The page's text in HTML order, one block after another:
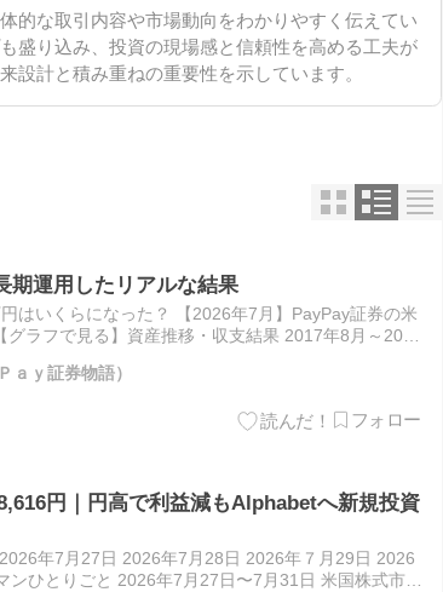
的な取引内容や市場動向をわかりやすく伝えてい
盛り込み、投資の現場感と信頼性を高める工夫が
設計と積み重ねの重要性を示しています。
期運用したリアルな結果
はいくらになった？ 【2026年7月】PayPay証券の米
ラフで見る】資産推移・収支結果 2017年8月～2020
ａｙ証券物語）
円｜円高で利益減もAlphabetへ新規投資
年7月27日 2026年7月28日 2026年７月29日 2026
ひとりごと 2026年7月27日〜7月31日 米国株式市場